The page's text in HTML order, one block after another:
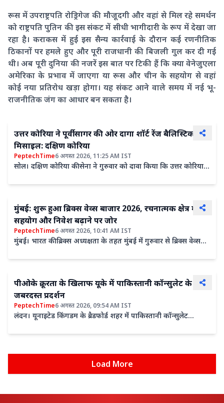
रूस में उपराष्ट्रपति रोड्रिगेज की मौजूदगी और वहां से मिल रहे समर्थन
को राष्ट्रपति पुतिन की इस संकट में सीधी भागीदारी के रूप में देखा जा
रहा है। कराकस में हुई इस सैन्य कार्रवाई के दौरान कई रणनीतिक
ठिकानों पर हमले हुए और पूरी राजधानी की बिजली गुल कर दी गई
थी। अब पूरी दुनिया की नजरें इस बात पर टिकी हैं कि क्या वेनेजुएला
अमेरिका के प्रभाव में जाएगा या रूस और चीन के सहयोग से वहां
कोई नया प्रतिरोध खड़ा होगा। यह संकट आने वाले समय में नई भू-
राजनीतिक जंग का आधार बन सकता है।
उत्तर कोरिया ने पूर्वी सागर की ओर दागा शॉर्ट रेंज बैलिस्टिक
मिसाइल: दक्षिण कोरिया
PeptechTime6 अगस्त 2026, 11:25 AM IST
सोल। दक्षिण कोरिया की सेना ने गुरुवार को दावा किया कि उत्तर कोरिया ने
मुंबई: शुरू हुआ ब्रिक्स वेव्स बाजार 2026, रचनात्मक क्षेत्र में
सहयोग और निवेश बढ़ाने पर जोर
PeptechTime6 अगस्त 2026, 10:41 AM IST
मुंबई। भारत की ब्रिक्स अध्यक्षता के तहत मुंबई में गुरुवार से ब्रिक्स वेव्स
पीओके क्रूरता के खिलाफ यूके में पाकिस्तानी कॉन्सुलेट के बाहर
जबरदस्त प्रदर्शन
PeptechTime6 अगस्त 2026, 09:54 AM IST
लंदन। यूनाइटेड किंगडम के ब्रैडफोर्ड शहर में पाकिस्तानी कॉन्सुलेट
Load More